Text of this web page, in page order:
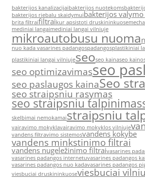
bakterijos kanalizacijaibakterijos nuotekoms
bakterijos riebalu skaidymuibakterijos
brita filtraifiltraikur apsistoti druskininkuose
mediniai langaimediniai langai vilniuje
mikroautobusu nuoma
nuo kada vasarines padangospadangosplastikiniai
plastikiniai langai vilniujeseoseo kainaseo
seo optimizavimasseo
seo paslaugos kainaSeo
seo straipsniu rasymas
seo straipsniu talpinimas
skelbimai nemokamaistraipsniu
vairavimo mokyklavairavimo mokyklos vilniuje
vandens filtravimo sistemosvandens kokybe
vandens minkstinimo filtrai
vandens nugeležinimo filtraivasarines
vasarines padangos internetuvasarines padangos
vasarines padangos nuo kadavasarines padangos
viesbuciai druskininkuoseviesbuciai